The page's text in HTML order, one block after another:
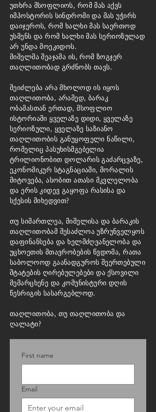
უთხრა მსოფლიოს, რომ მას აქვს
იმპოსტორის სინდრომი და მას უჭირს
დაიჯეროს, რომ ხალხი მას საერთოდ
უსმენს და რომ ხალხი მას სერიოზულად
არ უნდა მოეკიდოს.
მიშელმა შეაჯამა ის, რომ ზოგჯერ
თაღლითობად გრძნობს თავს.
შეიძლება არა მხოლოდ ის იყოს
თაღლითობა, არამედ, ბარაკ
ობამასთან ერთად, მსოფლიო
ისტორიაში ყველაზე დიდი, ყველაზე
სერიოზული, ყველაზე საზიანო
თაღლითობის განუყოფელი ნაწილი,
რომელიც პასუხისმგებელია
ტრილიონობით დოლარის გაძარცვაზე,
ეკონომიკურ სტაგნაციაში, მორალის
მიტოვება, ასობით ათასი მკვლელობა
და ერის კიდევ გაყოფა რასისა და
სქესის მიხედვით?
თუ სიმართლეა, მიშელისა და ბარაკის
თაღლითობამ შესაძლოა უზრუნველყოს
დაფინანსება და ხელმძღვანელობა და
უცხოეთის მთავრობების წვდომა, რათა
საბოლოოდ გაანადგუროს შეერთებული
შტატების ღირებულებები და ქსოვილი
მემარცხენე და კომუნისტური დღის
წესრიგის სასარგებლოდ.
თაღლითობა, თუ თაღლითობა და
ღალატი?
First name
Email